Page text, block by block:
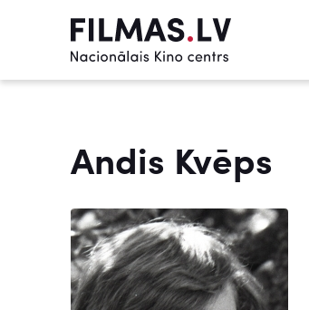
Andis Kvēps